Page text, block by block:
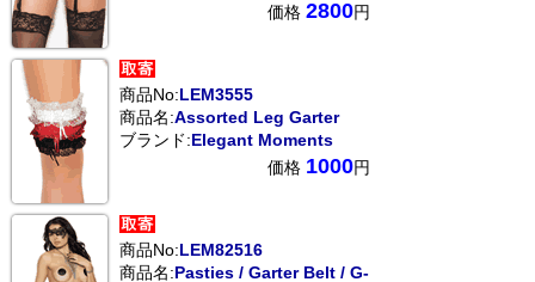
価格 2800円
商品No:LEM3555
商品名:Assorted Leg Garter
ブランド:Elegant Moments
価格 1000円
商品No:LEM82516
商品名:Pasties / Garter Belt / G-